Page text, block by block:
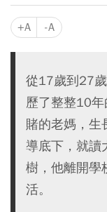
+A -A
從17歲到27
歷了整整10
賭的老媽，生
導底下，就讀
樹，他離開學
活。